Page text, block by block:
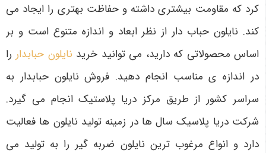
کرد که مقاومت بیشتری داشته و حفاظت بهتری را ایجاد می‌
کند. نایلون حباب‌ دار از نظر ابعاد و اندازه متنوع است و بر
اساس محصولاتی که دارید، می‌ توانید خرید نایلون حبابدار را
در اندازه ی مناسب انجام دهید. فروش نایلون حبابدار به
سراسر کشور از طریق مرکز دریا پلاستیک انجام می‌ گیرد.
شرکت دریا پلاسیک سال‌ ها در زمینه تولید نایلون‌ ها فعالیت
دارد و انواع مرغوب‌ ترین نایلون ضربه گیر را به تولید می‌